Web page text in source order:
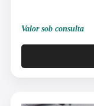
Valor sob consulta